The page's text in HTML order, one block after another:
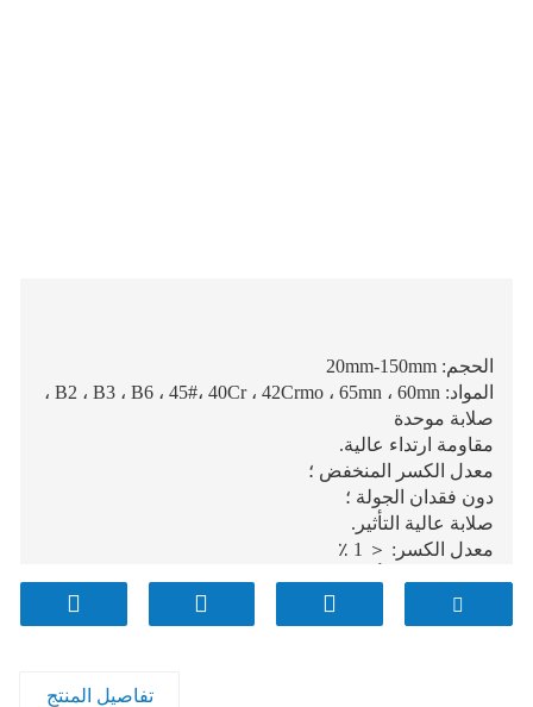
الحجم: 20mm-150mm
المواد: B2 ، B3 ، B6 ، 45#، 40Cr ، 42Crmo ، 65mn ، 60mn ،
صلابة موحدة
مقاومة ارتداء عالية.
معدل الكسر المنخفض ؛
دون فقدان الجولة ؛
صلابة عالية التأثير.
معدل الكسر: ＜ 1 ٪
تفاصيل المنتج